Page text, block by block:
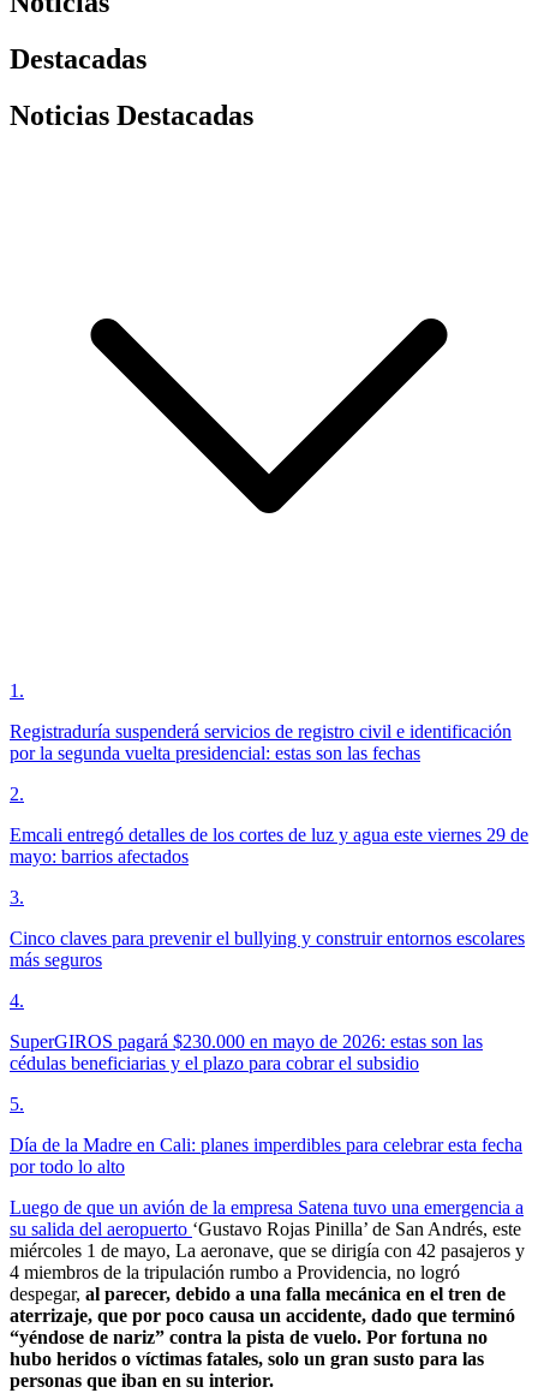
Destacadas
Noticias Destacadas
1 .
Registraduría suspenderá servicios de registro civil e identificación
por la segunda vuelta presidencial: estas son las fechas
2.
Emcali entregó detalles de los cortes de luz y agua este viernes 29 de
mayo: barrios afectados
3.
Cinco claves para prevenir el bullying y construir entornos escolares
más seguros
4.
SuperGIROS pagará $230.000 en mayo de 2026: estas son las
cédulas beneficiarias y el plazo para cobrar el subsidio
5.
Día de la Madre en Cali: planes imperdibles para celebrar esta fecha
por todo lo alto
Luego de que un avión de la empresa Satena tuvo una emergencia a
su salida del aeropuerto ‘Gustavo Rojas Pinilla’ de San Andrés, este
miércoles 1 de mayo, La aeronave, que se dirigía con 42 pasajeros y
4 miembros de la tripulación rumbo a Providencia, no logró
despegar, al parecer, debido a una falla mecánica en el tren de
aterrizaje, que por poco causa un accidente, dado que terminó
“yéndose de nariz” contra la pista de vuelo. Por fortuna no
hubo heridos o víctimas fatales, solo un gran susto para las
personas que iban en su interior.